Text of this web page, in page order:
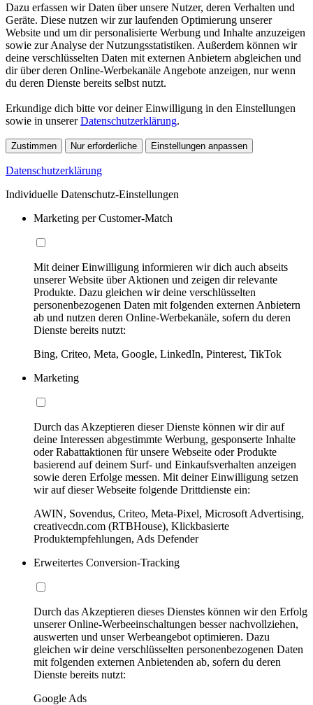
Dazu erfassen wir Daten über unsere Nutzer, deren Verhalten und
Geräte. Diese nutzen wir zur laufenden Optimierung unserer
Website und um dir personalisierte Werbung und Inhalte anzuzeigen
sowie zur Analyse der Nutzungsstatistiken. Außerdem können wir
deine verschlüsselten Daten mit externen Anbietern abgleichen und
dir über deren Online-Werbekanäle Angebote anzeigen, nur wenn
du deren Dienste bereits selbst nutzt.
Erkundige dich bitte vor deiner Einwilligung in den Einstellungen
sowie in unsererDatenschutzerklärung.
Zustimmen Nur erforderliche Einstellungen anpassen
Datenschutzerklärung
Individuelle Datenschutz-Einstellungen
Marketing per Customer-Match
Mit deiner Einwilligung informieren wir dich auch abseits
unserer Website über Aktionen und zeigen dir relevante
Produkte. Dazu gleichen wir deine verschlüsselten
personenbezogenen Daten mit folgenden externen Anbietern
ab und nutzen deren Online-Werbekanäle, sofern du deren
Dienste bereits nutzt:
Bing, Criteo, Meta, Google, LinkedIn, Pinterest, TikTok
Marketing
Durch das Akzeptieren dieser Dienste können wir dir auf
deine Interessen abgestimmte Werbung, gesponserte Inhalte
oder Rabattaktionen für unsere Webseite oder Produkte
basierend auf deinem Surf- und Einkaufsverhalten anzeigen
sowie deren Erfolge messen. Mit deiner Einwilligung setzen
wir auf dieser Webseite folgende Drittdienste ein:
AWIN, Sovendus, Criteo, Meta-Pixel, Microsoft Advertising,
creativecdn.com (RTBHouse), Klickbasierte
Produktempfehlungen, Ads Defender
Erweitertes Conversion-Tracking
Durch das Akzeptieren dieses Dienstes können wir den Erfolg
unserer Online-Werbeeinschaltungen besser nachvollziehen,
auswerten und unser Werbeangebot optimieren. Dazu
gleichen wir deine verschlüsselten personenbezogenen Daten
mit folgenden externen Anbietenden ab, sofern du deren
Dienste bereits nutzt:
Google Ads